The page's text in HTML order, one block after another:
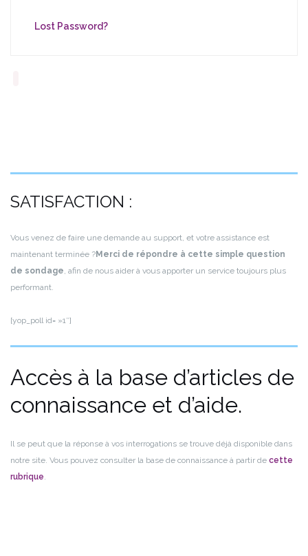
Lost Password?
SATISFACTION :
Vous venez de faire une demande au support, et votre assistance est
maintenant terminée ?Merci de répondre à cette simple question
de sondage, afin de nous aider à vous apporter un service toujours plus
performant.
[yop_poll id= »1″]
Accès à la base d’articles de
connaissance et d’aide.
Il se peut que la réponse à vos interrogations se trouve déjà disponible dans
notre site. Vous pouvez consulter la base de connaissance à partir de cette
rubrique.